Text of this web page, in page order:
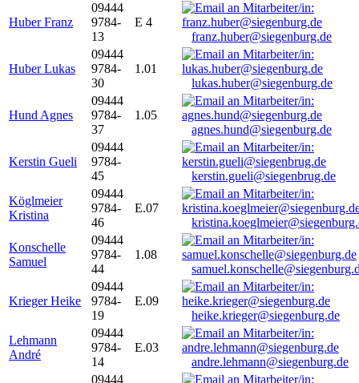
Huber Franz
09444
9784-
13
E 4
franz.huber@siegenburg.de
Huber Lukas
09444
9784-
30
1.01
lukas.huber@siegenburg.de
Hund Agnes
09444
9784-
37
1.05
agnes.hund@siegenburg.de
Kerstin Gueli
09444
9784-
45
kerstin.gueli@siegenbrug.de
Köglmeier
Kristina
09444
9784-
46
E.07
Konschelle
Samuel
09444
9784-
44
1.08
Krieger Heike
09444
9784-
19
E.09
heike.krieger@siegenburg.de
Lehmann
André
09444
9784-
14
E.03
andre.lehmann@siegenburg.de
09444